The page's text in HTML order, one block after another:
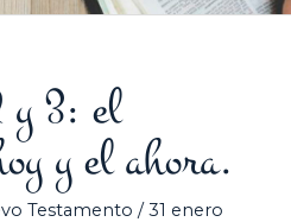
y 3: el
y el ahora.
Testamento /31 enero